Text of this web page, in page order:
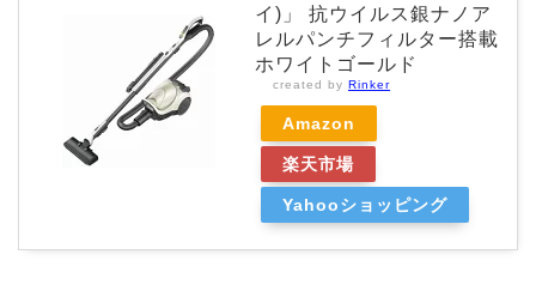
イ)」 抗ウイルス銀ナノア
レルパンチフィルター搭載
ホワイトゴールド
created by Rinker
Amazon
楽天市場
Yahooショッピング